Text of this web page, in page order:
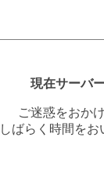
現在サーバ
ご迷惑をおか
しばらく時間を